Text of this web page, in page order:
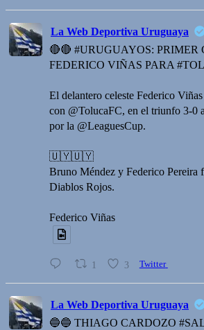
La Web Deportiva Uruguaya
🔴🔴 #URUGUAYOS: PRIMER
FEDERICO VIÑAS PARA
El delantero celeste Federico
con @TolucaFC, en el triunfo 3-0
por la @LeaguesCup.
🇺🇾🇺🇾
Bruno Méndez y Federico Pereira
Diablos Rojos.
Federico Viñas
1 3 Twitter
La Web Deportiva Uruguaya
🔵🔵 THIAGO CARDOZO